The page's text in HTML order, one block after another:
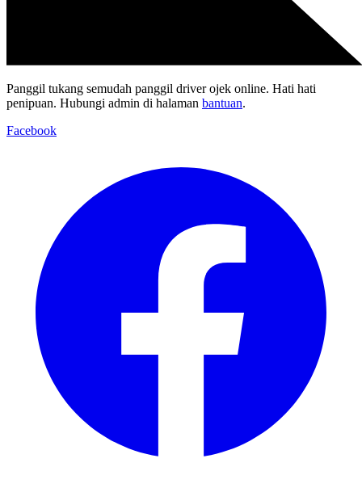
Panggil tukang semudah panggil driver ojek online. Hati hati
penipuan. Hubungi admin di halaman bantuan.
Facebook